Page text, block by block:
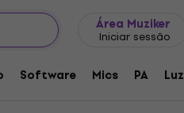
Área Muziker
Iniciar sessão
Software Mics PA Luz